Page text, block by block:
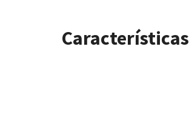
Características